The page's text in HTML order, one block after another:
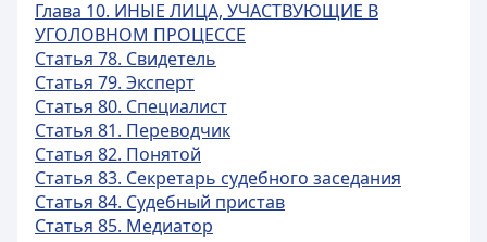
Глава 10. ИНЫЕ ЛИЦА, УЧАСТВУЮЩИЕ В
УГОЛОВНОМ ПРОЦЕССЕ
Статья 78. Свидетель
Статья 79. Эксперт
Статья 80. Специалист
Статья 81. Переводчик
Статья 82. Понятой
Статья 83. Секретарь судебного заседания
Статья 84. Судебный пристав
Статья 85. Медиатор